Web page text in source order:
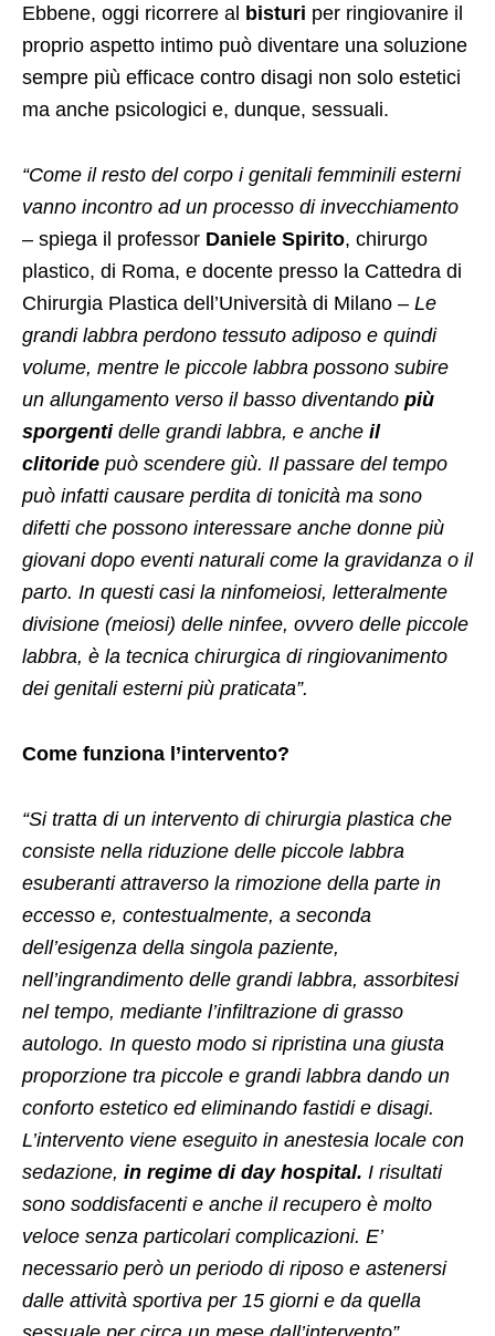
Ebbene, oggi ricorrere al bisturi per ringiovanire il
proprio aspetto intimo può diventare una soluzione
sempre più efficace contro disagi non solo estetici
ma anche psicologici e, dunque, sessuali.
“Come il resto del corpo i genitali femminili esterni
vanno incontro ad un processo di invecchiamento
– spiega il professor Daniele Spirito, chirurgo
plastico, di Roma, e docente presso la Cattedra di
Chirurgia Plastica dell’Università di Milano – Le
grandi labbra perdono tessuto adiposo e quindi
volume, mentre le piccole labbra possono subire
un allungamento verso il basso diventando più
sporgentidelle grandi labbra, e anche il
clitoride può scendere giù. Il passare del tempo
può infatti causare perdita di tonicità ma sono
difetti che possono interessare anche donne più
giovani dopo eventi naturali come la gravidanza o il
parto. In questi casi la ninfomeiosi, letteralmente
divisione (meiosi) delle ninfee, ovvero delle piccole
labbra, è la tecnica chirurgica di ringiovanimento
dei genitali esterni più praticata”.
Come funziona l’intervento?
“Si tratta di un intervento di chirurgia plastica che
consiste nella riduzione delle piccole labbra
esuberanti attraverso la rimozione della parte in
eccesso e, contestualmente, a seconda
dell’esigenza della singola paziente,
nell’ingrandimento delle grandi labbra, assorbitesi
nel tempo, mediante l’infiltrazione di grasso
autologo. In questo modo si ripristina una giusta
proporzione tra piccole e grandi labbra dando un
conforto estetico ed eliminando fastidi e disagi.
L’intervento viene eseguito in anestesia locale con
sedazione, in regime di day hospital. I risultati
sono soddisfacenti e anche il recupero è molto
veloce senza particolari complicazioni. E’
necessario però un periodo di riposo e astenersi
dalle attività sportiva per 15 giorni e da quella